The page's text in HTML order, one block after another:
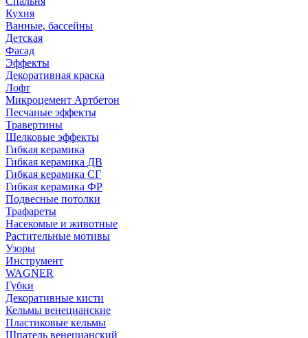
Кухня
Ванные, бассейны
Детская
Фасад
Эффекты
Декоративная краска
Лофт
Микроцемент Артбетон
Песчаные эффекты
Травертины
Шелковые эффекты
Гибкая керамика
Гибкая керамика ДВ
Гибкая керамика СГ
Гибкая керамика ФР
Подвесные потолки
Трафареты
Насекомые и животные
Растительные мотивы
Узоры
Инструмент
WAGNER
Губки
Декоративные кисти
Кельмы венецианские
Пластиковые кельмы
Шпатель венецианский